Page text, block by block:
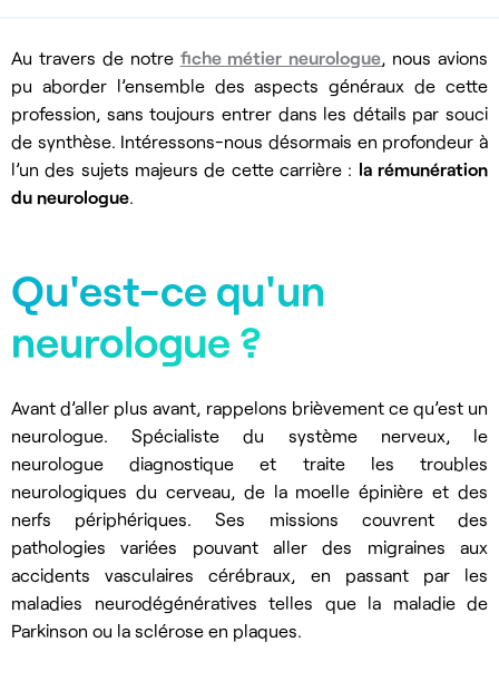
Au travers de notre fiche métier neurologue, nous avions
pu aborder l’ensemble des aspects généraux de cette
profession, sans toujours entrer dans les détails par souci
de synthèse. Intéressons-nous désormais en profondeur à
l’un des sujets majeurs de cette carrière : la rémunération
du neurologue.
Qu'est-ce qu'un
neurologue ?
Avant d’aller plus avant, rappelons brièvement ce qu’est un
neurologue. Spécialiste du système nerveux, le
neurologue diagnostique et traite les troubles
neurologiques du cerveau, de la moelle épinière et des
nerfs périphériques. Ses missions couvrent des
pathologies variées pouvant aller des migraines aux
accidents vasculaires cérébraux, en passant par les
maladies neurodégénératives telles que la maladie de
Parkinson ou la sclérose en plaques.